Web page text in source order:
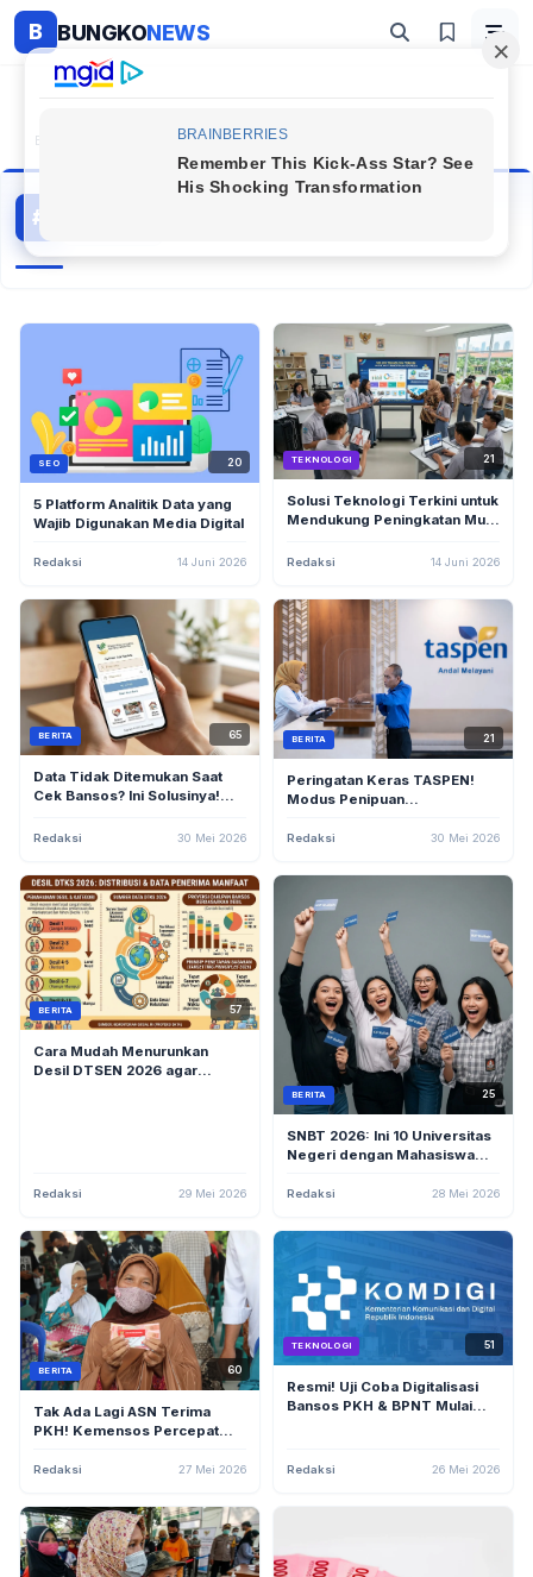
B BUNGKONEWS
Beranda
#
SEO 20
5 Platform Analitik Data yang
Wajib Digunakan Media Digital
Redaksi 14 Juni 2026
TEKNOLOGI 21
Solusi Teknologi Terkini untuk
Mendukung Peningkatan Mutu
Redaksi 14 Juni 2026
BERITA 65
Data Tidak Ditemukan Saat
Cek Bansos? Ini Solusinya!
Kemensos Juni 2026
Redaksi 30 Mei 2026
BERITA 21
Peringatan Keras TASPEN!
Modus Penipuan
Mulai Marak, Ini Ciri-cirinya
Redaksi 30 Mei 2026
BERITA 57
Cara Mudah Menurunkan
Desil DTSEN 2026 agar
Redaksi 29 Mei 2026
BERITA 25
SNBT 2026: Ini 10 Universitas
Negeri dengan Mahasiswa
Redaksi 28 Mei 2026
BERITA 60
Tak Ada Lagi ASN Terima
PKH! Kemensos Percepat
DTSEN
Redaksi 27 Mei 2026
TEKNOLOGI 51
Resmi! Uji Coba Digitalisasi
Bansos PKH & BPNT Mulai
Sasaran
Redaksi 26 Mei 2026